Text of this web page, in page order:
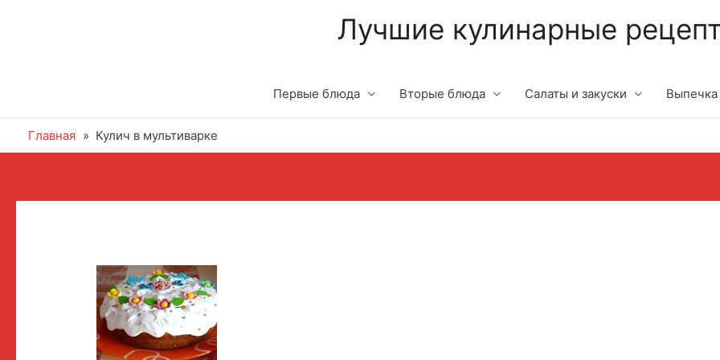
Лучшие кулинарные
Первые блюда Вторые блюда Салаты и закуски Выпечка
Главная Кулич в мультиварке